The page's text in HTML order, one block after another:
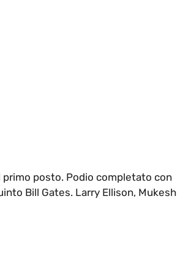
primo posto. Podio completato con
Bill Gates. Larry Ellison, Mukesh